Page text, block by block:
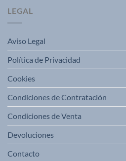
LEGAL
Aviso Legal
Política de Privacidad
Cookies
Condiciones de Contratación
Condiciones de Venta
Devoluciones
Contacto